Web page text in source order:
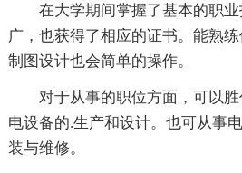
在大学期间掌握了基本的职
广，也获得了相应的证书。能熟
制图设计也会简单的操作。
对于从事的职位方面，可以
电设备的.生产和设计。也可从事
装与维修。